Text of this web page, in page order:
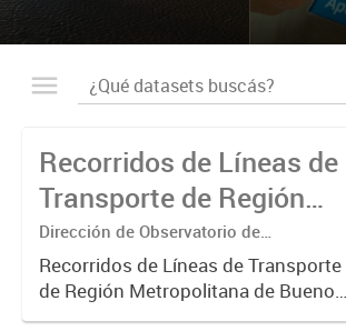
Recorridos de Líneas de
Transporte de Región
Metropolitana de
Buenos Aires (RMBA)
Dirección de Observatorio de
Transporte, Estudio y Sistemas
Recorridos de Líneas de Transporte
de Región Metropolitana de Buenos
Aires (RMBA).-